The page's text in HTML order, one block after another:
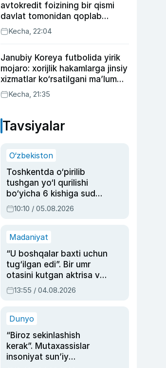
avtokredit foizining bir qismi
davlat tomonidan qoplab
berilishi mumkin
Kecha, 22:04
Janubiy Koreya futbolida yirik
mojaro: xorijlik hakamlarga jinsiy
xizmatlar ko‘rsatilgani ma’lum
qilindi
Kecha, 21:35
Tavsiyalar
O‘zbekiston
Toshkentda o‘pirilib
tushgan yo‘l qurilishi
bo‘yicha 6 kishiga sud
hukmi o‘qildi
10:10 / 05.08.2026
Madaniyat
“U boshqalar baxti uchun
tug‘ilgan edi”. Bir umr
otasini kutgan aktrisa va
dublyaj ustasi Rimma
Ahmedovaning
13:55 / 04.08.2026
Dunyo
“Biroz sekinlashish
kerak”. Mutaxassislar
insoniyat sun’iy